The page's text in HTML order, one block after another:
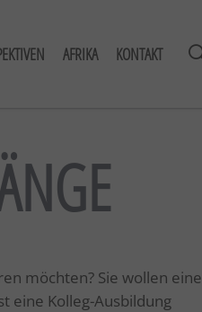
AFRIKA KONTAKT
möchten? Sie wollen eine
eine Kolleg-Ausbildung